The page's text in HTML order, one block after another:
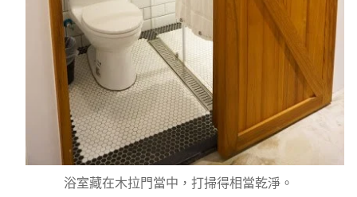
浴室藏在木拉門當中，打掃得相當乾淨。